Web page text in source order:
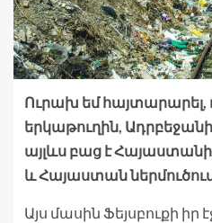
Ուրախ եմ
երկաթուղին,
այլևս բաց է
և Հայաստան
Այս մասին Ֆեյսբուքի իր